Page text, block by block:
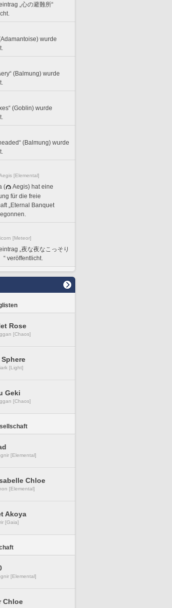
„心の避難所“
wurde
(Balmung) wurde
(Goblin) wurde
(Balmung) wurde
[Elemental]
(
Aegis) hat eine
für die freie
„Eternal Banquet
[Meteor]
„夜な夜なこっそり
“ veröffentlicht.
Rose
[Chaos]
[Light]
Geki
[Chaos]
[Elemental]
Chloe
[Elemental]
Akoya
[Gaia]
[Elemental]
Chloe